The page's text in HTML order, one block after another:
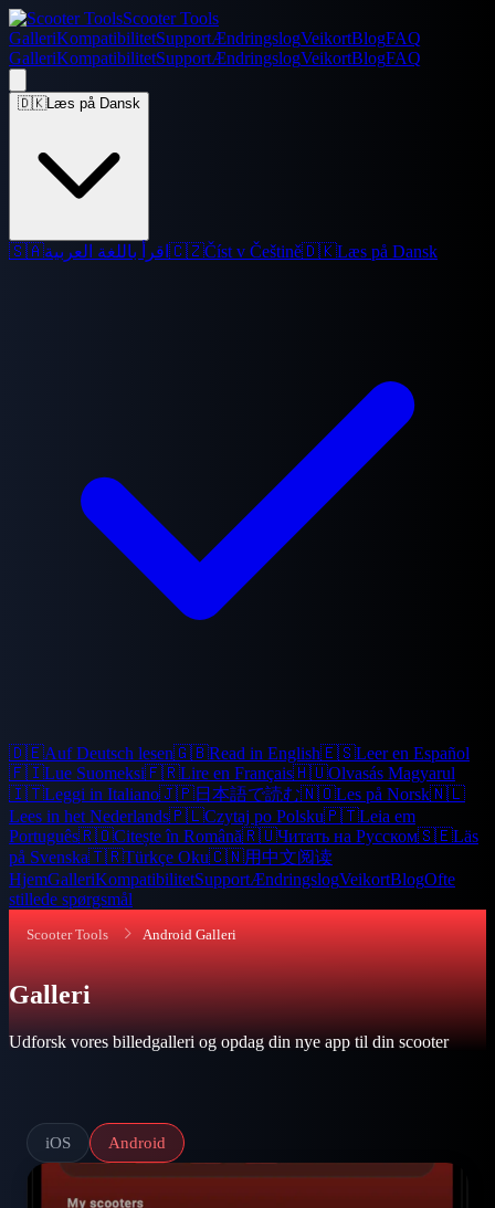
Scooter Tools
GalleriKompatibilitetSupportÆndringslogVeikortBlogFAQ
GalleriKompatibilitetSupportÆndringslogVeikortBlogFAQ
🇩🇰Læs på Dansk
🇸🇦اقرأ باللغة العربية 🇨🇿Číst v Češtině🇩🇰Læs på Dansk
🇩🇪Auf Deutsch lesen🇬🇧Read in English🇪🇸Leer en Español
🇫🇮Lue Suomeksi🇫🇷Lire en Français🇭🇺Olvasás Magyarul
🇮🇹Leggi in Italiano🇯🇵日本語で読む🇳🇴Les på Norsk🇳🇱
Lees in het Nederlands🇵🇱Czytaj po Polsku🇵🇹Leia em
Português🇷🇴Citește în Română🇷🇺Читать на Русском🇸🇪Läs
på Svenska🇹🇷Türkçe Oku🇨🇳用中文阅读
HjemGalleriKompatibilitetSupportÆndringslogVeikortBlogOfte
stillede spørgsmål
Scooter Tools Android Galleri
Galleri
Udforsk vores billedgalleri og opdag din nye app til din scooter
iOS Android